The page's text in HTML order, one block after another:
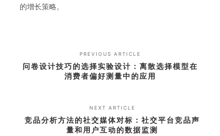
的增长策略。
PREVIOUS ARTICLE
问卷设计技巧的选择实验设计：离散选择模型在
消费者偏好测量中的应用
NEXT ARTICLE
竞品分析方法的社交媒体对标：社交平台竞品声
量和用户互动的数据监测